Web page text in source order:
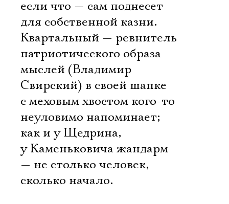
если что — сам поднесет
для собственной казни.
Квартальный — ревнитель
патриотического образа
мыслей (Владимир
Свирский) в своей шапке
с меховым хвостом кого-то
неуловимо напоминает;
как и у Щедрина,
у Каменьковича жандарм
— не столько человек,
сколько начало.